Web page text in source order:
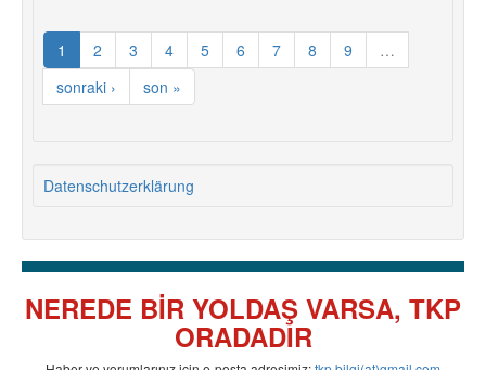
1 2 3 4 5 6 7 8 9
…
sonraki ›
son »
Datenschutzerklärung
NEREDE BİR YOLDAŞ VARSA, TKP
ORADADIR